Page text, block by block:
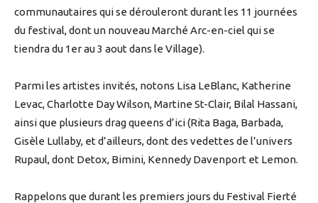
communautaires qui se dérouleront durant les 11 journées
du festival, dont un nouveau Marché Arc-en-ciel qui se
tiendra du 1er au 3 aout dans le Village).
Parmi les artistes invités, notons Lisa LeBlanc, Katherine
Levac, Charlotte Day Wilson, Martine St-Clair, Bilal Hassani,
ainsi que plusieurs drag queens d’ici (Rita Baga, Barbada,
Gisèle Lullaby, et d’ailleurs, dont des vedettes de l’univers
Rupaul, dont Detox, Bimini, Kennedy Davenport et Lemon.
Rappelons que durant les premiers jours du Festival Fierté